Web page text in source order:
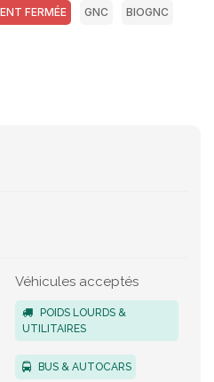
FERMÉE GNC BIOGNC
Véhicules acceptés
POIDS LOURDS &
UTILITAIRES
BUS & AUTOCARS